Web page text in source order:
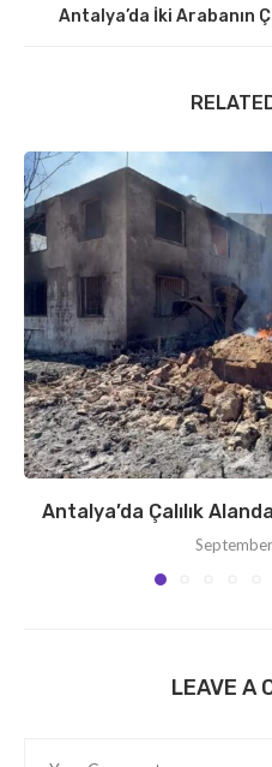
Antalya’da İki Arabanın
Antalya’da Çalılık
LEAVE A